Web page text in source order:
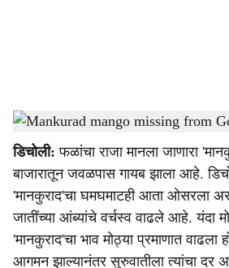
a
r
e
Mankurad mango missing from Goa market -Dainik
डिचोली: फळांचा राजा मानला जाणारा
बाजारातून जवळपास गायब झाला आहे.
'मानकुराद'चा घमघमाटही आता ओसरला
जातींच्या आंब्यांचे वर्चस्व वाढले आहे. यंदा
'मानकुराद'चा भाव मोठ्या प्रमाणात वाढला
आगमन झाल्यानंतर सुरुवातीला त्यांचा